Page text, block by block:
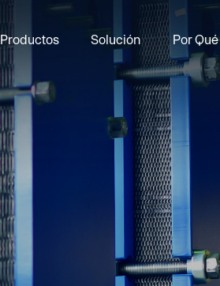
Productos
Serie de Varillas Roscadas de Alta
Serie de Productos para Proyectos
Serie de Varillas Roscadas de Carbono
Serie de Tratamientos Superficiales
Solución
Espárragos y
Varillas Roscadas
Pernos y Tuercas en
Varillas Roscadas
Elementos de
Por